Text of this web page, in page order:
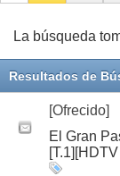
La búsqueda
Resultados de
[Ofrecido]
El Gran